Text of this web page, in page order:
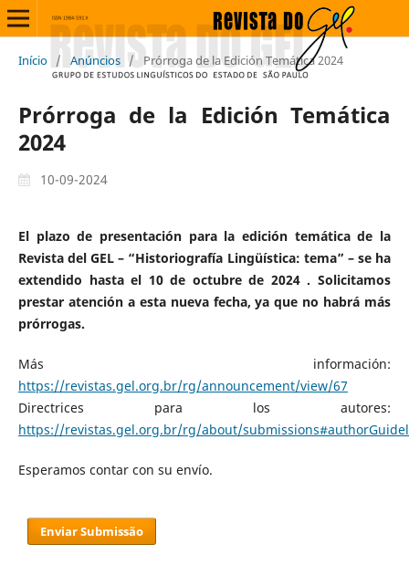
Início / Anúncios / Prórroga de la Edición Temática 2024
Prórroga de la Edición Temática
2024
10-09-2024
El plazo de presentación para la edición temática de la
Revista del GEL – “Historiografía Lingüística: tema” – se ha
extendido hasta el 10 de octubre de 2024 . Solicitamos
prestar atención a esta nueva fecha, ya que no habrá más
prórrogas.
Más información:
https://revistas.gel.org.br/rg/announcement/view/67
Directrices para los autores:
https://revistas.gel.org.br/rg/about/
Esperamos contar con su envío.
Enviar Submissão